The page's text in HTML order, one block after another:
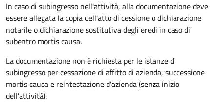
In caso di subingresso nell'attività, alla documentazione deve
essere allegata la copia dell'atto di cessione o dichiarazione
notarile o dichiarazione sostitutiva degli eredi in caso di
subentro mortis causa.
La documentazione non è richiesta per le istanze di
subingresso per cessazione di affitto di azienda, successione
mortis causa e reintestazione d'azienda (senza inizio
dell'attività).